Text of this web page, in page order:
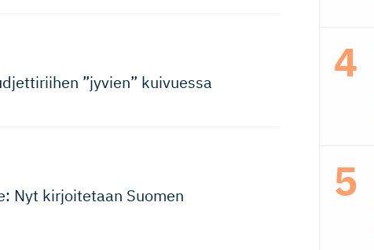
”jyvien” kuivuessa
Nyt kirjoitetaan Suomen